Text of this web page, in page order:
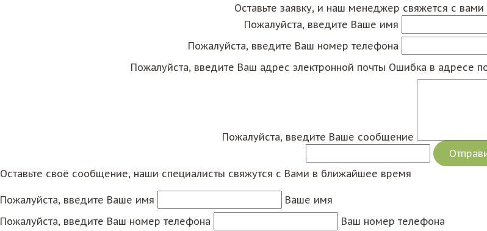
Оставьте заявку, и наш менеджер свяжется с
Пожалуйста, введите Ваше имя
Пожалуйста, введите Ваш номер телефона
Пожалуйста, введите Ваш адрес электронной почты Ошибка в адресе
Пожалуйста, введите Ваше сообщение
Оставьте своё сообщение, наши специалисты свяжутся с Вами в ближайшее время
Пожалуйста, введите Ваше имя
Ваше имя
Пожалуйста, введите Ваш номер телефона
Ваш номер телефона